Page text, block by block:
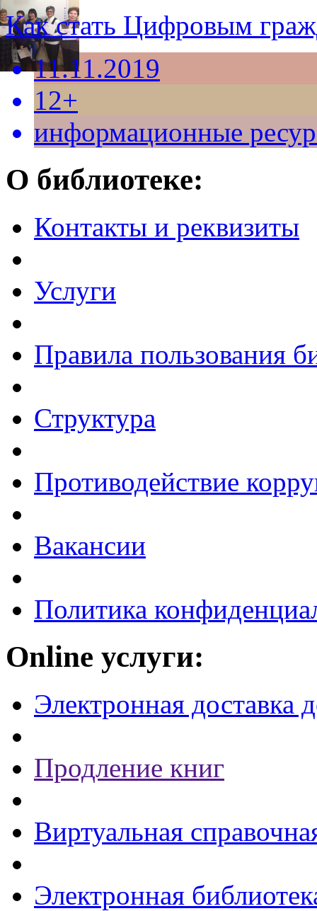
Как стать Цифровым
11.11.2019
12+
информационные
О библиотеке:
Контакты и реквизиты
Услуги
Правила пользования
Структура
Противодействие
Вакансии
Политика
Online услуги:
Электронная доставка
Продление книг
Виртуальная
Электронная